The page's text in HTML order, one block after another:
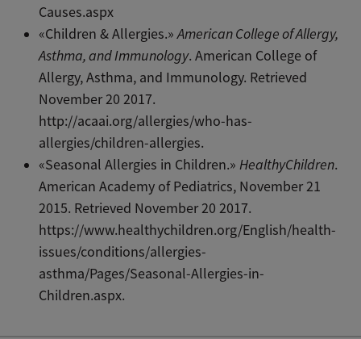
Causes.aspx
«Children & Allergies.»American College of Allergy,
Asthma, and Immunology. American College of
Allergy, Asthma, and Immunology. Retrieved
November 20 2017.
http://acaai.org/allergies/who-has-
allergies/children-allergies.
«Seasonal Allergies in Children.»HealthyChildren.
American Academy of Pediatrics, November 21
2015. Retrieved November 20 2017.
https://www.healthychildren.org/English/health-
issues/conditions/allergies-
asthma/Pages/Seasonal-Allergies-in-
Children.aspx.